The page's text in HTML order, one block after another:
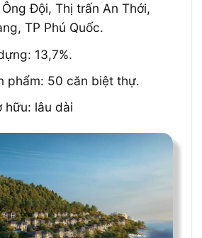
Đội, Thị trấn An Thới,
TP Phú Quốc.
13,7%.
phẩm: 50 căn biệt thự.
hữu: lâu dài